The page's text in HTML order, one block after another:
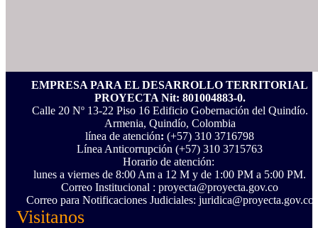
EMPRESA PARA EL DESARROLLO TERRITORIAL
PROYECTA Nit: 801004883-0.
Calle 20 Nº 13-22 Piso 16 Edificio Gobernación del Quindío.
Armenia, Quindío, Colombia
línea de atención: (+57) 310 3716798
Línea Anticorrupción ‪(+57) 310 3715763‬
Horario de atención:
lunes a viernes de 8:00 Am a 12 M y de 1:00 PM a 5:00 PM.
Correo Institucional : proyecta@proyecta.gov.co
Correo para Notificaciones Judiciales: juridica@proyecta.gov.co
Visitanos